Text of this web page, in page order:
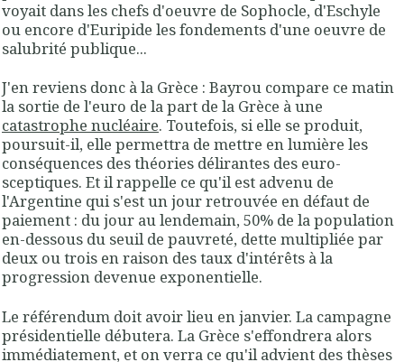
voyait dans les chefs d'oeuvre de Sophocle, d'Eschyle
ou encore d'Euripide les fondements d'une oeuvre de
salubrité publique...
J'en reviens donc à la Grèce : Bayrou compare ce matin
la sortie de l'euro de la part de la Grèce à une
catastrophe nucléaire. Toutefois, si elle se produit,
poursuit-il, elle permettra de mettre en lumière les
conséquences des théories délirantes des euro-
sceptiques. Et il rappelle ce qu'il est advenu de
l'Argentine qui s'est un jour retrouvée en défaut de
paiement : du jour au lendemain, 50% de la population
en-dessous du seuil de pauvreté, dette multipliée par
deux ou trois en raison des taux d'intérêts à la
progression devenue exponentielle.
Le référendum doit avoir lieu en janvier. La campagne
présidentielle débutera. La Grèce s'effondrera alors
immédiatement, et on verra ce qu'il advient des thèses